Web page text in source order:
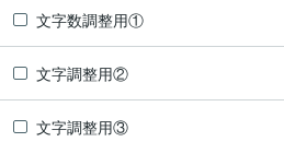
文字数調整用①
文字調整用②
文字調整用③